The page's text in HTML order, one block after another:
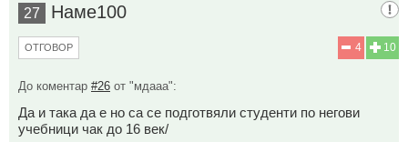
27 Наме100
10
4
ОТГОВОР
До коментар #26 от "мдааа":
Да и така да е но са се подготвяли студенти по негови
учебници чак до 16 век/